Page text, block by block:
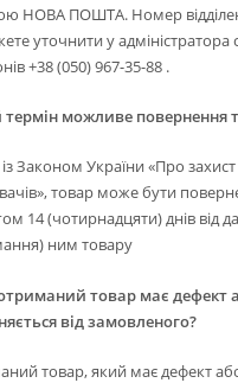
НОВА ПОШТА. Номер
уточнити у
+38 (050) 967-35-88 .
термін можливе повернення
із Законом України «Про
товар може бути
14 (чотирнадцяти) днів від
ним товару
товар має дефект
від замовленого?
товар, який має дефект або